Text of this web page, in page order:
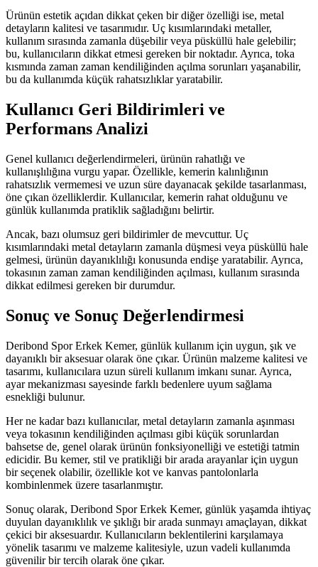
Ürünün estetik açıdan dikkat çeken bir diğer özelliği ise, metal
detayların kalitesi ve tasarımıdır. Uç kısımlarındaki metaller,
kullanım sırasında zamanla düşebilir veya püsküllü hale gelebilir;
bu, kullanıcıların dikkat etmesi gereken bir noktadır. Ayrıca, toka
kısmında zaman zaman kendiliğinden açılma sorunları yaşanabilir,
bu da kullanımda küçük rahatsızlıklar yaratabilir.
Kullanıcı Geri Bildirimleri ve
Performans Analizi
Genel kullanıcı değerlendirmeleri, ürünün rahatlığı ve
kullanışlılığına vurgu yapar. Özellikle, kemerin kalınlığının
rahatsızlık vermemesi ve uzun süre dayanacak şekilde tasarlanması,
öne çıkan özelliklerdir. Kullanıcılar, kemerin rahat olduğunu ve
günlük kullanımda pratiklik sağladığını belirtir.
Ancak, bazı olumsuz geri bildirimler de mevcuttur. Uç
kısımlarındaki metal detayların zamanla düşmesi veya püsküllü hale
gelmesi, ürünün dayanıklılığı konusunda endişe yaratabilir. Ayrıca,
tokasının zaman zaman kendiliğinden açılması, kullanım sırasında
dikkat edilmesi gereken bir durumdur.
Sonuç ve Sonuç Değerlendirmesi
Deribond Spor Erkek Kemer, günlük kullanım için uygun, şık ve
dayanıklı bir aksesuar olarak öne çıkar. Ürünün malzeme kalitesi ve
tasarımı, kullanıcılara uzun süreli kullanım imkanı sunar. Ayrıca,
ayar mekanizması sayesinde farklı bedenlere uyum sağlama
esnekliği bulunur.
Her ne kadar bazı kullanıcılar, metal detayların zamanla aşınması
veya tokasının kendiliğinden açılması gibi küçük sorunlardan
bahsetse de, genel olarak ürünün fonksiyonelliği ve estetiği tatmin
edicidir. Bu kemer, stil ve pratikliği bir arada arayanlar için uygun
bir seçenek olabilir, özellikle kot ve kanvas pantolonlarla
kombinlenmek üzere tasarlanmıştır.
Sonuç olarak, Deribond Spor Erkek Kemer, günlük yaşamda ihtiyaç
duyulan dayanıklılık ve şıklığı bir arada sunmayı amaçlayan, dikkat
çekici bir aksesuardır. Kullanıcıların beklentilerini karşılamaya
yönelik tasarımı ve malzeme kalitesiyle, uzun vadeli kullanımda
güvenilir bir tercih olarak öne çıkar.